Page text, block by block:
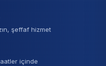
şeffaf hizmet
içinde